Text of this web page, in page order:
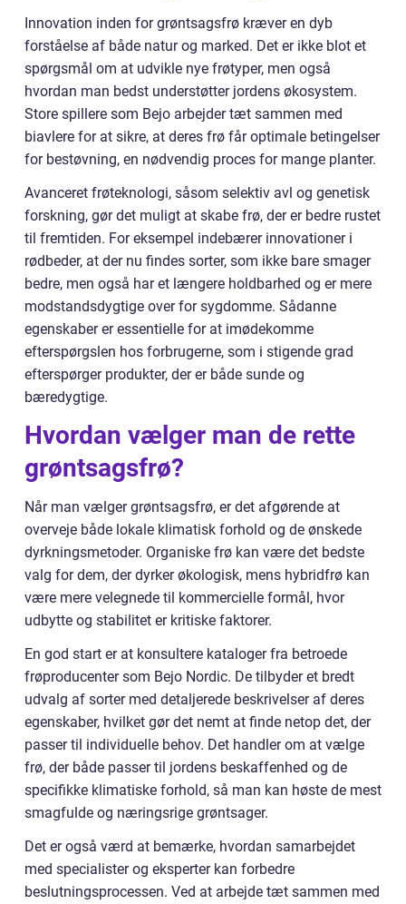
Innovation inden for grøntsagsfrø kræver en dyb
forståelse af både natur og marked. Det er ikke blot et
spørgsmål om at udvikle nye frøtyper, men også
hvordan man bedst understøtter jordens økosystem.
Store spillere som Bejo arbejder tæt sammen med
biavlere for at sikre, at deres frø får optimale betingelser
for bestøvning, en nødvendig proces for mange planter.
Avanceret frøteknologi, såsom selektiv avl og genetisk
forskning, gør det muligt at skabe frø, der er bedre rustet
til fremtiden. For eksempel indebærer innovationer i
rødbeder, at der nu findes sorter, som ikke bare smager
bedre, men også har et længere holdbarhed og er mere
modstandsdygtige over for sygdomme. Sådanne
egenskaber er essentielle for at imødekomme
efterspørgslen hos forbrugerne, som i stigende grad
efterspørger produkter, der er både sunde og
bæredygtige.
Hvordan vælger man de rette
grøntsagsfrø?
Når man vælger grøntsagsfrø, er det afgørende at
overveje både lokale klimatisk forhold og de ønskede
dyrkningsmetoder. Organiske frø kan være det bedste
valg for dem, der dyrker økologisk, mens hybridfrø kan
være mere velegnede til kommercielle formål, hvor
udbytte og stabilitet er kritiske faktorer.
En god start er at konsultere kataloger fra betroede
frøproducenter som Bejo Nordic. De tilbyder et bredt
udvalg af sorter med detaljerede beskrivelser af deres
egenskaber, hvilket gør det nemt at finde netop det, der
passer til individuelle behov. Det handler om at vælge
frø, der både passer til jordens beskaffenhed og de
specifikke klimatiske forhold, så man kan høste de mest
smagfulde og næringsrige grøntsager.
Det er også værd at bemærke, hvordan samarbejdet
med specialister og eksperter kan forbedre
beslutningsprocessen. Ved at arbejde tæt sammen med